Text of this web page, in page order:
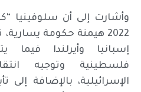
وأشارت إلى أن سلوفينيا
2022 هيمنة حكومة
إسبانيا وأيرلندا فيما
فلسطينية وتوجيه
الإسرائيلية، بالإضافة